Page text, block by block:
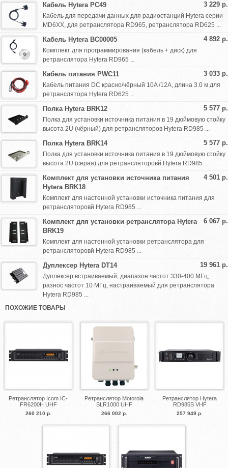
3 229 р.
Кабель Hytera PC49
Кабель для передачи данных для радиостанций Hytera серии
MD6XX, для ретранслятора RD965, ретранслятора RD625 ...
4 892 р.
Кабель Hytera BC00005
Комплект для программирования (кабель + диск) для
ретранслятора Hytera RD965 ...
3 033 р.
Кабель питания PWC11
Кабель питания DC красно/чёрный 10A /12A, длина 3.0 м для
ретранслятора Hytera RD625 ...
5 577 р.
Полка Hytera BRK12
Полка для установки источника питания в 19 дюймовую стойку
высота 2U (чёрный) для ретрансляторов Hytera RD985 ...
5 577 р.
Полка Hytera BRK14
Полка для установки источника питания в 19 дюймовую стойку
высота 2U (серая) для ретрансляторовй Hytera RD985 ...
4 501 р.
Комплект для установки источника питания
Hytera BRK18
Комплект для настенной установки источника питания для
ретрансляторовй Hytera RD985 ...
6 067 р.
Комплект для установки ретранслятора Hytera
BRK19
Комплект для настенной установки ретранслятора для
ретрансляторовй Hytera RD985 ...
19 961 р.
Дуплексер Hytera DT14
Дуплексер встраиваемый, диапазон частот 330-400 МГц,
разнос частот 10 МГц, настраиваемый для ретранслятора
Hytera RD985 ...
ПОХОЖИЕ ТОВАРЫ
Ретранслятор Icom IC-
FR6200H UHF
260 210 р.
Ретранслятор Motorola
SLR1000 UHF
266 002 р.
Ретранслятор Hytera
RD985S VHF
257 949 р.